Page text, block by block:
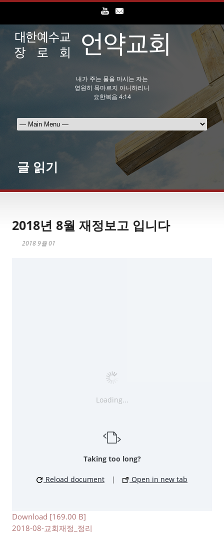
내가 주는 물을 마시는 자는
영원히 목마르지 아니하리니
요한복음 4:14
글 읽기
2018년 8월 재정보고 입니다
2018 9월 01
Loading...
Taking too long?
Reload document | Open in new tab
Download [169.00 B]
2018-08-교회재정_정리